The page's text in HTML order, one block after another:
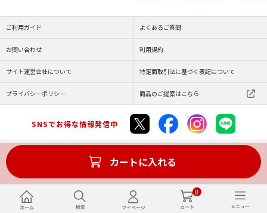
0
カートに入れる
ご利用ガイド よくあるご質問
お問い合わせ 利用規約
サイト運営会社について 特定商取引法に基づく表記について
プライバシーポリシー 商品のご提案はこちら
SNSでお得な情報発信中